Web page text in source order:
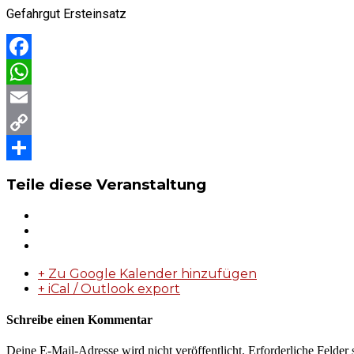
Gefahrgut Ersteinsatz
Facebook
WhatsApp
Email
Copy
Teile diese Veranstaltung
+ Zu Google Kalender hinzufügen
+ iCal / Outlook export
Schreibe einen Kommentar
Deine E-Mail-Adresse wird nicht veröffentlicht. Erforderliche Felder